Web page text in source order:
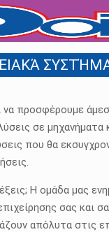
να προσφέρουμε
σε μηχανήματα
που θα
Η ομάδα μας
σας και
απόλυτα στις